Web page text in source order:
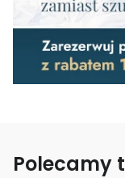
Polecamy